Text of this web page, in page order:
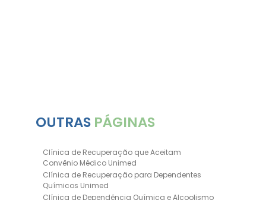
OUTRAS PÁGINAS
Clínica de Recuperação que Aceitam
Convênio Médico Unimed
Clínica de Recuperação para Dependentes
Químicos Unimed
Clínica de Dependência Química e Alcoolismo